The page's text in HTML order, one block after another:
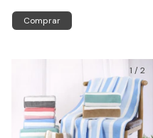
Comprar
1 /2